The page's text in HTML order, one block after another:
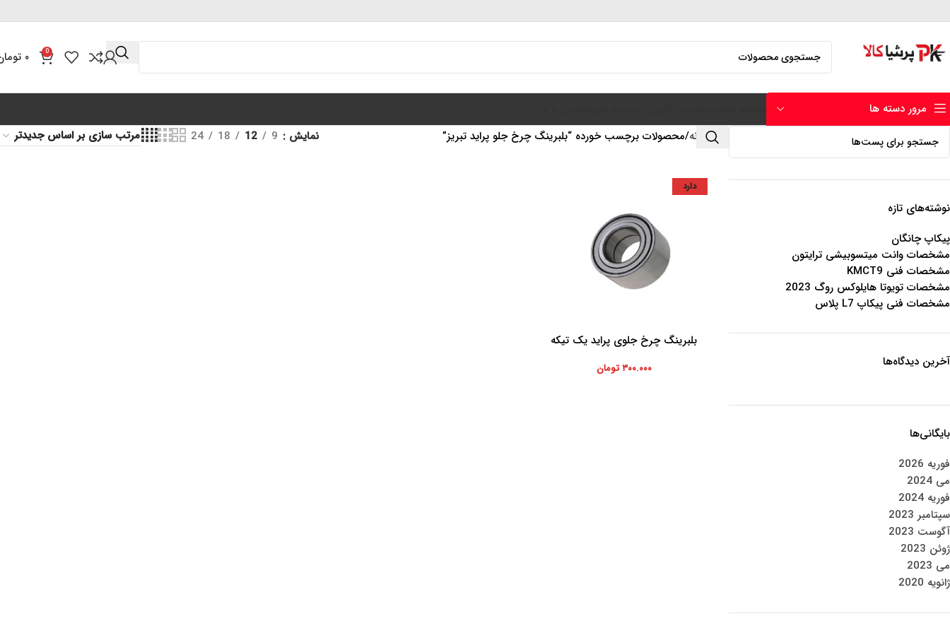
0 ۰
مرور دسته ها
نوشته‌های تازه
پیکاپ چانگان
مشخصات وانت میتسوبیشی ترایتون
مشخصات فنی KMCT9
مشخصات تویوتا هایلوکس روگ 2023
مشخصات فنی پیکاپ L7 پلاس
آخرین دیدگاه‌ها
بایگانی‌ها
فوریه 2026
می 2024
فوریه 2024
سپتامبر 2023
آگوست 2023
ژوئن 2023
می 2023
ژانویه 2020
خانه محصولات برچسب خورده “بلبرینگ چرخ جلو پراید تبریز” نمایش 9
12
18
24
دارد
افزودن به سبد خرید
بلبرینگ چرخ جلوی پراید یک تیکه
۳۰۰.۰۰۰تومان